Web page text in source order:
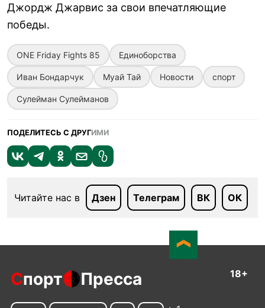
Джордж Джарвис за свои впечатляющие
победы.
ONE Friday Fights 85 Единоборства
Иван Бондарчук Муай Тай Новости спорт
Сулейман Сулейманов
ПОДЕЛИТЕСЬ С ДРУГИМИ
Читайте нас в Дзен Телеграм ВК ОК
Спорт Пресса 18+